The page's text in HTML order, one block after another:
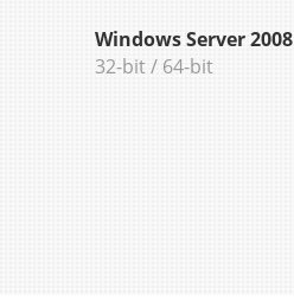
Windows Server 2008
32-bit / 64-bit